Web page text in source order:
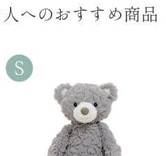
人へのおすすめ商品